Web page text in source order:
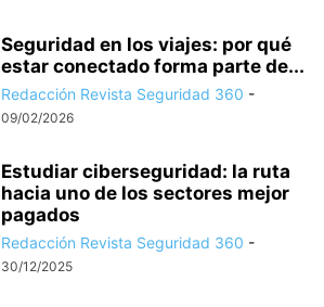
Seguridad en los viajes: por qué
estar conectado forma parte de...
Redacción Revista Seguridad 360 -
09/02/2026
Estudiar ciberseguridad: la ruta
hacia uno de los sectores mejor
pagados
Redacción Revista Seguridad 360 -
30/12/2025